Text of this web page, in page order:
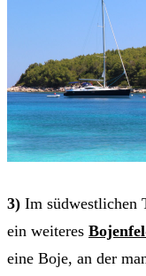
3) Im südwestlichen
ein weiteres
eine Boje, an der